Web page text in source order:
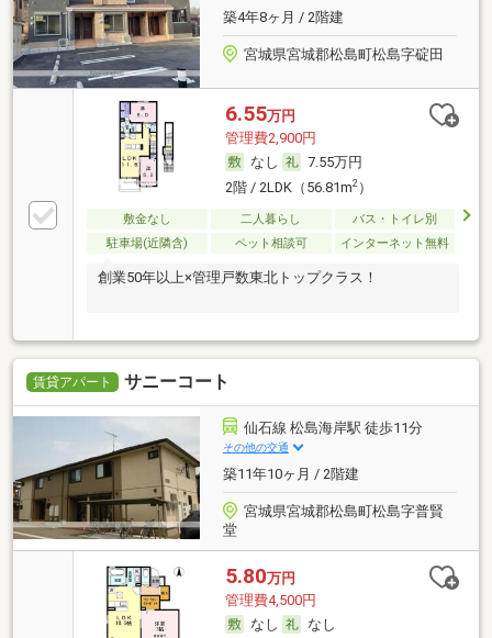
築4年8ヶ月 / 2階建
宮城県宮城郡松島町松島字碇田
6.55万円
管理費2,900円
なし
7.55万円
2階 / 2LDK（56.81m2）
敷金なし 二人暮らし
バス・トイレ別
駐車場(近隣含)
ペット相談可 インターネット無料
創業50年以上×管理戸数東北トップクラス！
賃貸アパート サニーコート
仙石線 松島海岸駅 徒歩11分
その他の交通
築11年10ヶ月 / 2階建
宮城県宮城郡松島町松島字普賢
堂
5.80万円
管理費4,500円
なし
なし